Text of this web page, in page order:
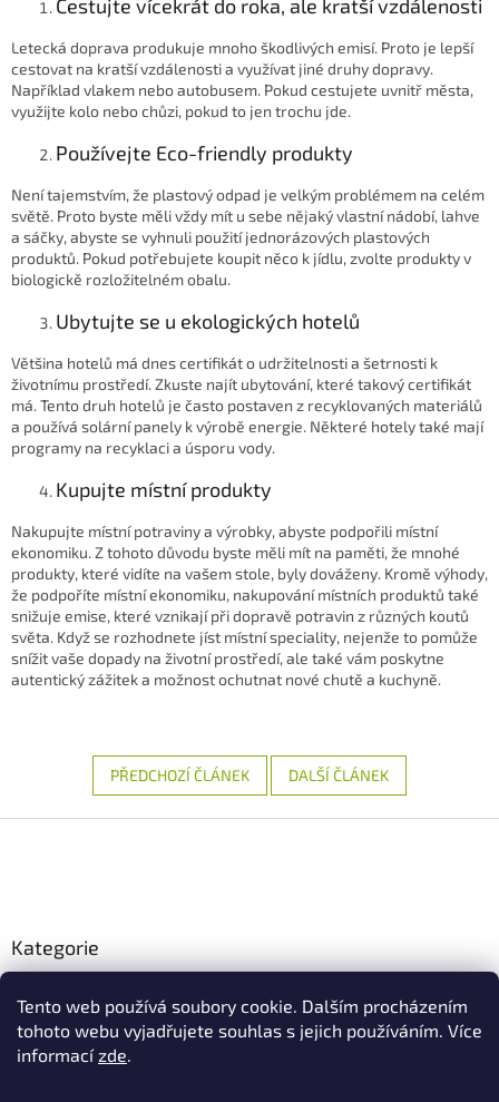
Tento web používá soubory cookie. Dalším procházením
tohoto webu vyjadřujete souhlas s jejich používáním. Více
informacízde.
Cestujte vícekrát do roka, ale kratší vzdálenosti
Letecká doprava produkuje mnoho škodlivých emisí. Proto je lepší
cestovat na kratší vzdálenosti a využívat jiné druhy dopravy.
Například vlakem nebo autobusem. Pokud cestujete uvnitř města,
využijte kolo nebo chůzi, pokud to jen trochu jde.
Používejte Eco-friendly produkty
Není tajemstvím, že plastový odpad je velkým problémem na celém
světě. Proto byste měli vždy mít u sebe nějaký vlastní nádobí, lahve
a sáčky, abyste se vyhnuli použití jednorázových plastových
produktů. Pokud potřebujete koupit něco k jídlu, zvolte produkty v
biologickě rozložitelném obalu.
Ubytujte se u ekologických hotelů
Většina hotelů má dnes certifikát o udržitelnosti a šetrnosti k
životnímu prostředí. Zkuste najít ubytování, které takový certifikát
má. Tento druh hotelů je často postaven z recyklovaných materiálů
a používá solární panely k výrobě energie. Některé hotely také mají
programy na recyklaci a úsporu vody.
Kupujte místní produkty
Nakupujte místní potraviny a výrobky, abyste podpořili místní
ekonomiku. Z tohoto důvodu byste měli mít na paměti, že mnohé
produkty, které vidíte na vašem stole, byly dováženy. Kromě výhody,
že podpoříte místní ekonomiku, nakupování místních produktů také
snižuje emise, které vznikají při dopravě potravin z různých koutů
světa. Když se rozhodnete jíst místní speciality, nejenže to pomůže
snížit vaše dopady na životní prostředí, ale také vám poskytne
autentický zážitek a možnost ochutnat nové chutě a kuchyně.
PŘEDCHOZÍ ČLÁNEK DALŠÍ ČLÁNEK
Kategorie
Ekologické boxy
Ekologické produkty